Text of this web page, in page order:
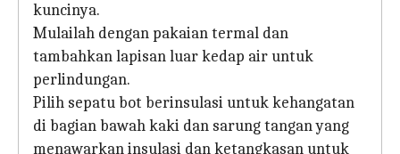
kuncinya.
Mulailah dengan pakaian termal dan
tambahkan lapisan luar kedap air untuk
perlindungan.
Pilih sepatu bot berinsulasi untuk kehangatan
di bagian bawah kaki dan sarung tangan yang
menawarkan insulasi dan ketangkasan untuk